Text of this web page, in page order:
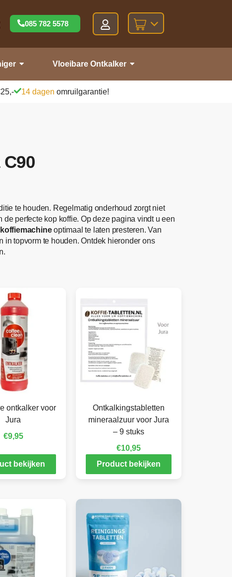
085 782 5578
Vloeibare Ontkalker
14 dagen omruilgarantie!
te houden. Regelmatig onderhoud zorgt niet
perfecte kop koffie. Op deze pagina vindt u een
optimaal te laten presteren. Van
topvorm te houden. Ontdek hieronder ons
ontkalker voor
Jura
€9,95
bekijken
Ontkalkingstabletten
mineraalzuur voor Jura
– 9 stuks
€10,95
Product bekijken